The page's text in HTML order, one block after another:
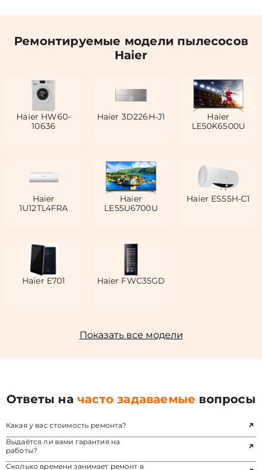
Ремонтируемые модели пылесосов
Haier
Haier HW60-
10636
Haier 3D226H-J1
Haier
LE50K6500U
Haier
1U12TL4FRA
Haier
LE55U6700U
Haier ES55H-C1
Haier E701 Haier FWC35GD
Показать все модели
Ответы начасто задаваемые вопросы
Какая у вас стоимость ремонта?
Выдаётся ли вами гарантия на
работы?
Сколько времени занимает ремонт в